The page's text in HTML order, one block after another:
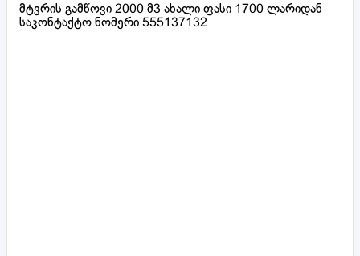
მტვრის გამწოვი 2000 მ3 ახალი ფასი 1700 ლარიდან
საკონტაქტო ნომერი 555137132